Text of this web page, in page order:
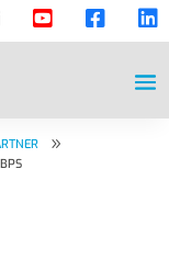
  
9